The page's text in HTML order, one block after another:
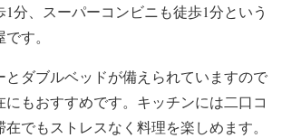
分、スーパーコンビニも徒歩1分という
す。
とダブルベッドが備えられていますので
にもおすすめです。キッチンには二口コ
でもストレスなく料理を楽しめます。